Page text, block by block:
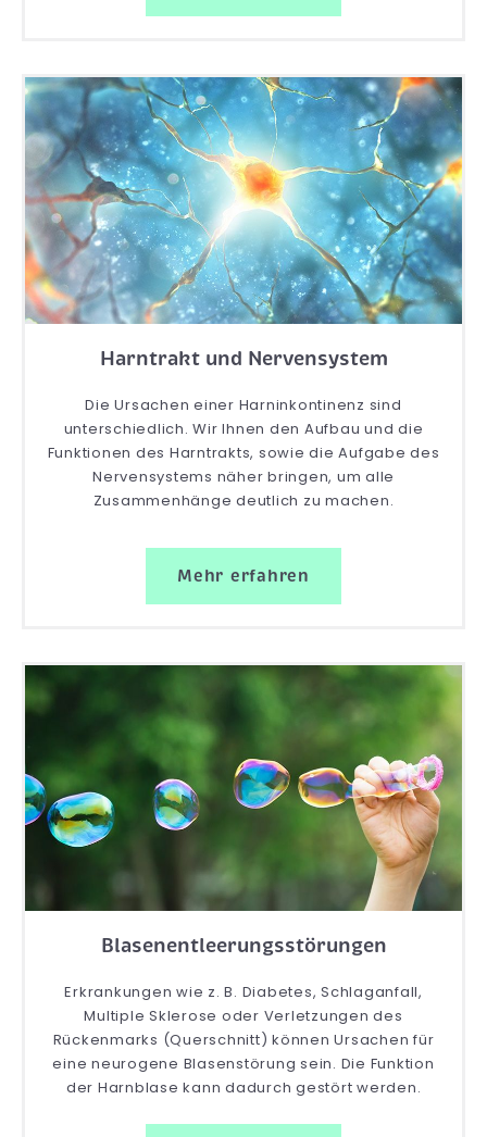
Harntrakt und Nervensystem
Die Ursachen einer Harninkontinenz sind
unterschiedlich. Wir Ihnen den Aufbau und die
Funktionen des Harntrakts, sowie die Aufgabe des
Nervensystems näher bringen, um alle
Zusammenhänge deutlich zu machen.
Mehr erfahren
Blasenentleerungsstörungen
Erkrankungen wie z. B. Diabetes, Schlaganfall,
Multiple Sklerose oder Verletzungen des
Rückenmarks (Querschnitt) können Ursachen für
eine neurogene Blasenstörung sein. Die Funktion
der Harnblase kann dadurch gestört werden.